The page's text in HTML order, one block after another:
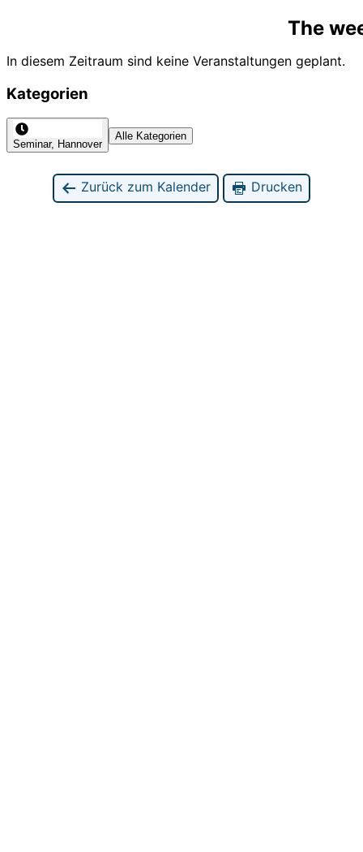
The
In diesem Zeitraum sind keine Veranstaltungen geplant.
Kategorien
Seminar, Hannover
Alle Kategorien
Zurück zum Kalender Drucken